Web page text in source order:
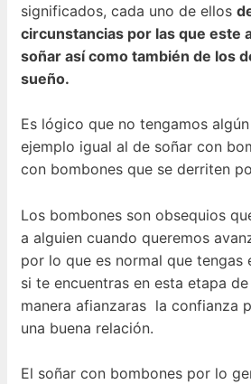
significados, cada uno de ellos
circunstancias por las que este
soñar así como también de los
sueño.
Es lógico que no tengamos
ejemplo igual al de soñar con
con bombones que se derriten
Los bombones son obsequios
a alguien cuando queremos
por lo que es normal que tengas
si te encuentras en esta etapa
manera afianzaras la confianza
una buena relación.
El soñar con bombones por lo